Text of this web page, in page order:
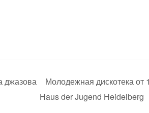
джазова
Молодежная дискотека от
Haus der Jugend Heidelberg